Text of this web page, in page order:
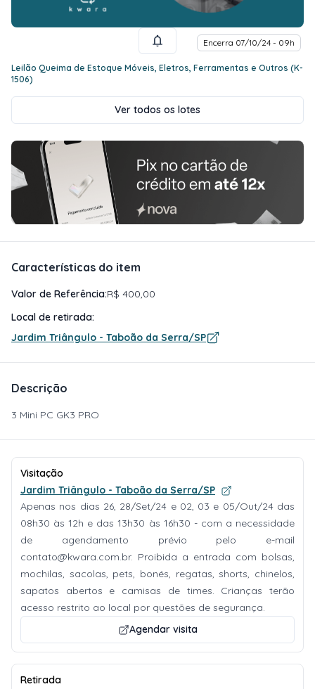
Encerra 07/10/24 - 09h
Leilão Queima de Estoque Móveis, Eletros, Ferramentas e Outros (K-
1506)
Ver todos os lotes
Características do item
Valor de Referência:R$ 400,00
Local de retirada:
Jardim Triângulo - Taboão da Serra/SP
Descrição
3 Mini PC GK3 PRO
Visitação
Jardim Triângulo - Taboão da Serra/SP
Apenas nos dias 26, 28/Set/24 e 02, 03 e 05/Out/24 das
08h30 às 12h e das 13h30 às 16h30 - com a necessidade
de agendamento prévio pelo e-mail
contato@kwara.com.br. Proibida a entrada com bolsas,
mochilas, sacolas, pets, bonés, regatas, shorts, chinelos,
sapatos abertos e camisas de times. Crianças terão
acesso restrito ao local por questões de segurança.
Agendar visita
Retirada